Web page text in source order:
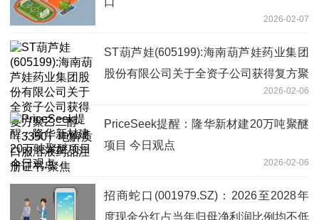
2026-02-07
ST葫芦娃(605199):海南葫芦娃药业集团
股份有限公司关于全资子公司获得复方聚
乙二醇（3350）电解质口服溶液药品注
册证书-聚焦
2026-02-06
PriceSeek提醒：隆华新材建20万吨聚醚
项目 今日观点
2026-02-06
招商蛇口(001979.SZ)：2026至2028年
度现金分红占当年归母净利润比例均不低